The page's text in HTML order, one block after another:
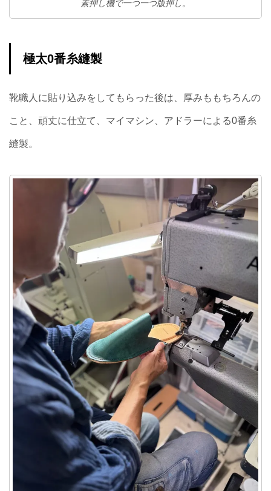
素押し機で一つ一つ版押し。
極太0番糸縫製
靴職人に貼り込みをしてもらった後は、厚みももちろんの
こと、頑丈に仕立て、マイマシン、アドラーによる0番糸
縫製。